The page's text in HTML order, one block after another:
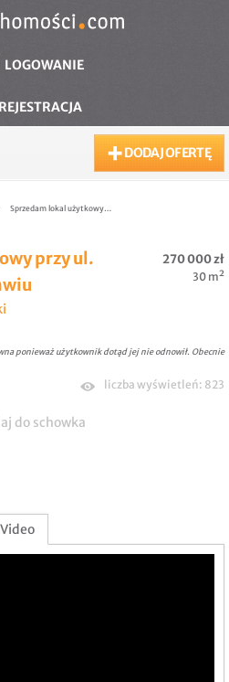
LOGOWANIE
DODAJ OFERTĘ
Sprzedam lokal użytkowy…
Video
przy ul.
270 000 zł
30 m²
ponieważ użytkownik dotąd jej nie odnowił. Obecnie
liczba wyświetleń: 823
do schowka